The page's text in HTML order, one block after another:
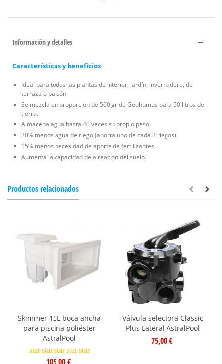
Información y detalles
Características y beneficios
Ideal para todas las plantas de interior, jardín, invernadero, de
terraza o balcón.
Se mezcla en proporción de 500 gr de Geohumus para 50 litros de
tierra.
Almacena agua hasta 40 veces su propio peso.
30% menos agua de riego (ahorra uno de cada 3 riegos).
15% menos necesidad de aporte de fertilizantes.
Aumenta la capacidad de aireación del suelo.
Productos relacionados
Skimmer 15L boca ancha
para piscina poliéster
AstralPool
star star star star star
105,00 €
Válvula selectora Classic
Plus Lateral AstralPool
75,00 €